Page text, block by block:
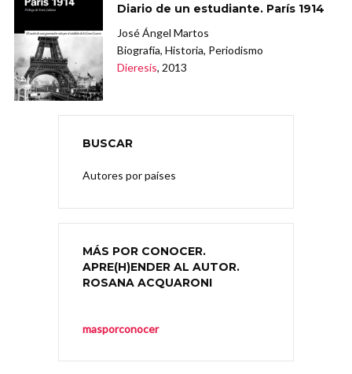
Diario de un estudiante. París 1914
José Ángel Martos
Biografía, Historia, Periodismo
Dieresis, 2013
BUSCAR
Autores por países
MÁS POR CONOCER.
APRE(H)ENDER AL AUTOR.
ROSANA ACQUARONI
masporconocer